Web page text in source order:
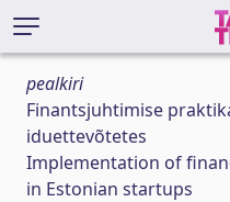
pealkiri
Finantsjuhtimise
iduettevõtetes
Implementation of
in Estonian startups